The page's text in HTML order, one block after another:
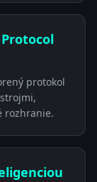
protokol
rozhranie.